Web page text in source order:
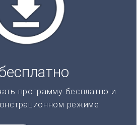
программу бесплатно и
режиме